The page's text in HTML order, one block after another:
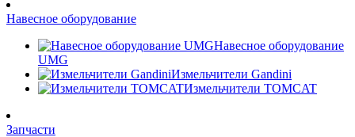
Навесное оборудование
Навесное оборудование
UMG
Измельчители Gandini
Измельчители TOMCAT
Запчасти